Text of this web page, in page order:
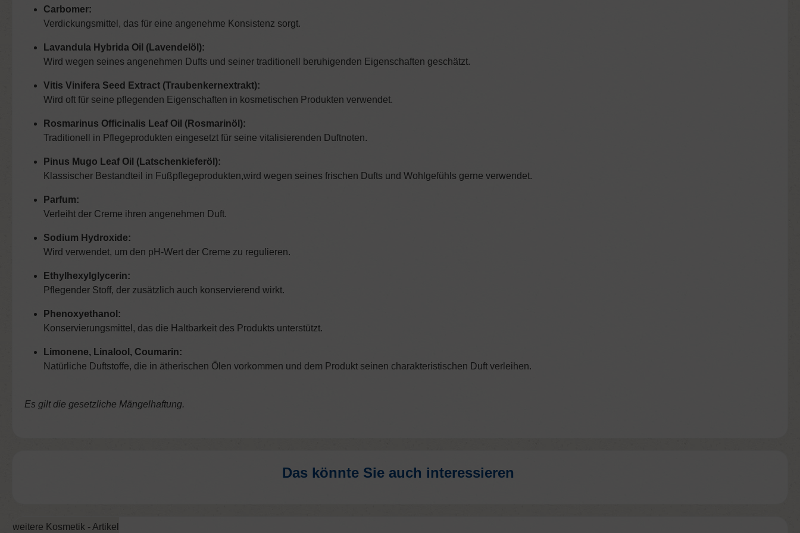
Carbomer:
Verdickungsmittel, das für eine angenehme Konsistenz sorgt.
Lavandula Hybrida Oil (Lavendelöl):
Wird wegen seines angenehmen Dufts und seiner traditionell beruhigenden Eigenschaften geschätzt.
Vitis Vinifera Seed Extract (Traubenkernextrakt):
Wird oft für seine pflegenden Eigenschaften in kosmetischen Produkten verwendet.
Rosmarinus Officinalis Leaf Oil (Rosmarinöl):
Traditionell in Pflegeprodukten eingesetzt für seine vitalisierenden Duftnoten.
Pinus Mugo Leaf Oil (Latschenkieferöl):
Klassischer Bestandteil in Fußpflegeprodukten,wird wegen seines frischen Dufts und Wohlgefühls gerne verwendet.
Parfum:
Verleiht der Creme ihren angenehmen Duft.
Sodium Hydroxide:
Wird verwendet, um den pH-Wert der Creme zu regulieren.
Ethylhexylglycerin:
Pflegender Stoff, der zusätzlich auch konservierend wirkt.
Phenoxyethanol:
Konservierungsmittel, das die Haltbarkeit des Produkts unterstützt.
Limonene, Linalool, Coumarin:
Natürliche Duftstoffe, die in ätherischen Ölen vorkommen und dem Produkt seinen charakteristischen Duft verleihen.
Es gilt die gesetzliche Mängelhaftung.
Das könnte Sie auch interessieren
weitere Kosmetik - Artikel